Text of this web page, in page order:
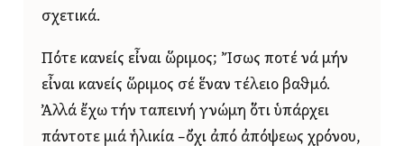
σχετικά.
Πότε κανείς εἶναι ὥριμος; Ἴσως ποτέ νά μήν
εἶναι κανείς ὥριμος σέ ἕναν τέλειο βαθμό.
Ἀλλά ἔχω τήν ταπεινή γνώμη ὅτι ὑπάρχει
πάντοτε μιά ἡλικία –ὄχι ἀπό ἀπόψεως χρόνου,